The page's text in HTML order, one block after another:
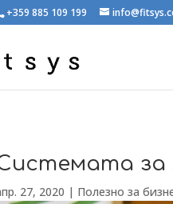
+359 885 109 199
за
27, 2020 | Полезно за